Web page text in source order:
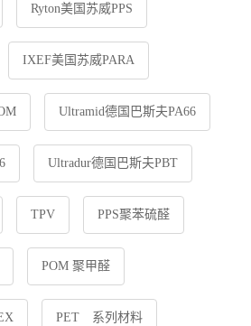
Ryton美国苏威PPS
IXEF美国苏威PARA
Ultramid德国巴斯夫PA66
Ultradur德国巴斯夫PBT
TPV PPS聚苯硫醛
POM 聚甲醛
PET 系列材料